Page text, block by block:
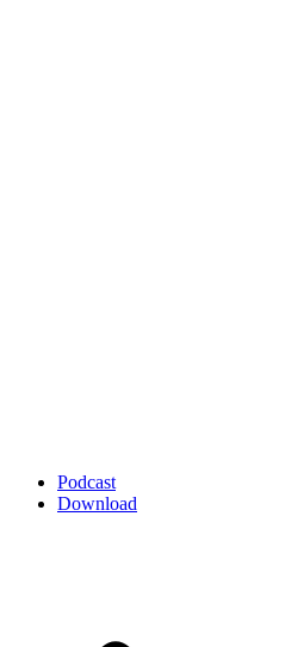
Podcast
Download